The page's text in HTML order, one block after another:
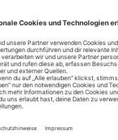
Einstellungen